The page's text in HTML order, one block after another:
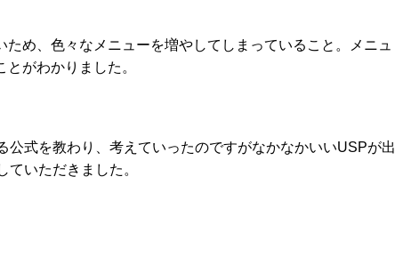
め、色々なメニューを増やしてしまっていること。メニュ
がわかりました。
式を教わり、考えていったのですがなかなかいいUSPが出
いただきました。